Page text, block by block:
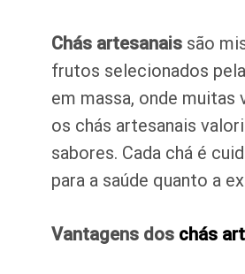
Chás artesanais são
frutos selecionados
em massa, onde
os chás artesanais
sabores. Cada chá é
para a saúde quanto a
Vantagens dos chás